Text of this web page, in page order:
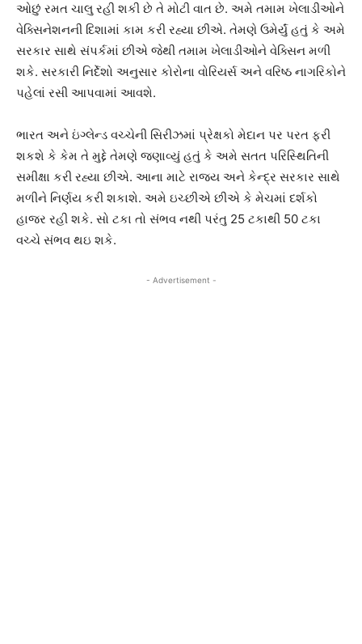
ઓછું રમત ચાલુ રહી શકી છે તે મોટી વાત છે. અમે તમામ ખેલાડીઓને
વેક્સિનેશનની દિશામાં કામ કરી રહ્યા છીએ. તેમણે ઉમેર્યું હતું કે અમે
સરકાર સાથે સંપર્કમાં છીએ જેથી તમામ ખેલાડીઓને વેક્સિન મળી
શકે. સરકારી નિર્દેશો અનુસાર કોરોના વોરિયર્સ અને વરિષ્ઠ નાગરિકોને
પહેલાં રસી આપવામાં આવશે.
ભારત અને ઇંગ્લેન્ડ વચ્ચેની સિરીઝમાં પ્રેક્ષકો મેદાન પર પરત ફરી
શકશે કે કેમ તે મુદ્દે તેમણે જણાવ્યું હતું કે અમે સતત પરિસ્થિતિની
સમીક્ષા કરી રહ્યા છીએ. આના માટે રાજ્ય અને કેન્દ્ર સરકાર સાથે
મળીને નિર્ણય કરી શકાશે. અમે ઇચ્છીએ છીએ કે મેચમાં દર્શકો
હાજર રહી શકે. સો ટકા તો સંભવ નથી પરંતુ 25 ટકાથી 50 ટકા
વચ્ચે સંભવ થઇ શકે.
- Advertisement -